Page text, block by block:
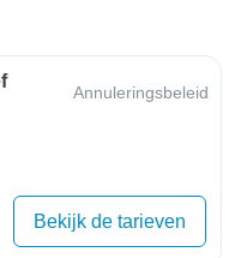
Annuleringsbeleid
Bekijk de tarieven